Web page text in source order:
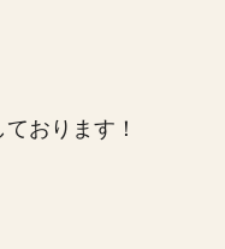
おります！